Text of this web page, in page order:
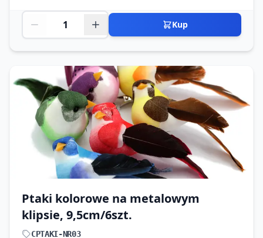
Kup
Ptaki kolorowe na metalowym
klipsie, 9,5cm/6szt.
CPTAKI-NR03